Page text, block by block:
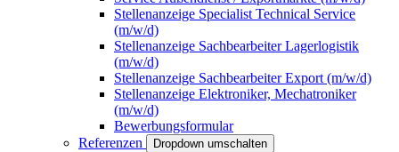
Stellenanzeige Specialist Technical Service
(m/w/d)
Stellenanzeige Sachbearbeiter Lagerlogistik
(m/w/d)
Stellenanzeige Sachbearbeiter Export (m/w/d)
Stellenanzeige Elektroniker, Mechatroniker
(m/w/d)
Bewerbungsformular
Referenzen
Dropdown umschalten